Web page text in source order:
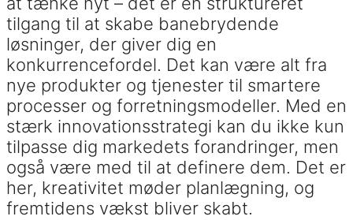
tilgang til at skabe banebrydende
løsninger, der giver dig en
konkurrencefordel. Det kan være alt fra
nye produkter og tjenester til smartere
processer og forretningsmodeller. Med en
stærk innovationsstrategi kan du ikke kun
tilpasse dig markedets forandringer, men
også være med til at definere dem. Det er
her, kreativitet møder planlægning, og
fremtidens vækst bliver skabt.